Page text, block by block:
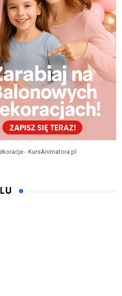
- KursAnimatora.pl